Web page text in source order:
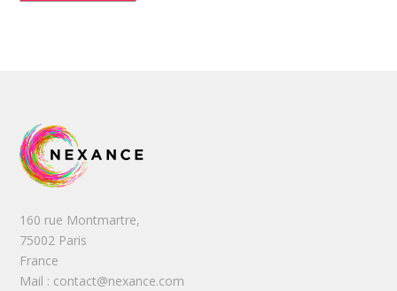
160 rue Montmartre,
75002 Paris
France
Mail : contact@nexance.com